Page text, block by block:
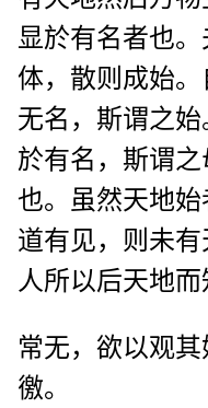
显於有名者也
体，散则成始
无名，斯谓之
於有名，斯谓
也。虽然天地
道有见，则未
人所以后天地而
常无，欲以观
徼。